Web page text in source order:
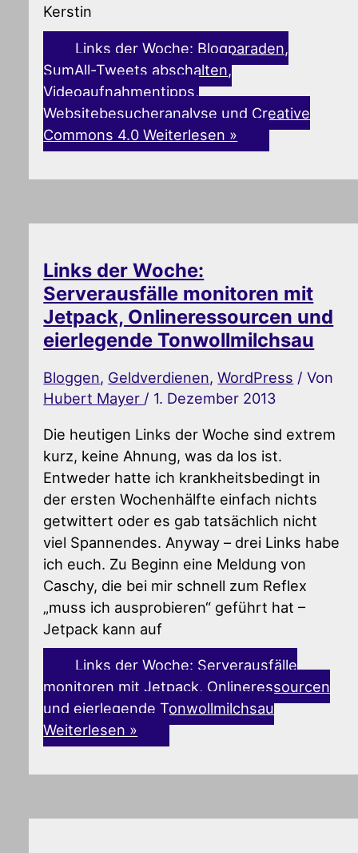
Kerstin
Links der Woche: Blogparaden,
SumAll-Tweets abschalten,
Videoaufnahmentipps,
Websitebesucheranalyse und Creative
Commons 4.0 Weiterlesen »
Links der Woche:
Serverausfälle monitoren mit
Jetpack, Onlineressourcen und
eierlegende Tonwollmilchsau
Bloggen, Geldverdienen,WordPress / Von
Hubert Mayer / 1. Dezember 2013
Die heutigen Links der Woche sind extrem
kurz, keine Ahnung, was da los ist.
Entweder hatte ich krankheitsbedingt in
der ersten Wochenhälfte einfach nichts
getwittert oder es gab tatsächlich nicht
viel Spannendes. Anyway – drei Links habe
ich euch. Zu Beginn eine Meldung von
Caschy, die bei mir schnell zum Reflex
„muss ich ausprobieren“ geführt hat –
Jetpack kann auf
Links der Woche: Serverausfälle
monitoren mit Jetpack, Onlineressourcen
und eierlegende Tonwollmilchsau
Weiterlesen »